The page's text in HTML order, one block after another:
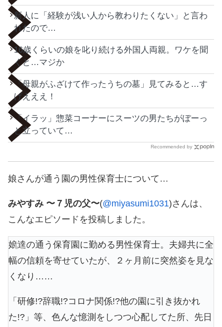
新人に「経験が浅い人から教わりたくない」と言わ
れたので…
16歳くらいの娘を叱り続ける外国人両親。ワケを聞
くと…マジか
「母親がふざけて作ったうちの墓」見てみると…す
げえええ！
「イラッ」惣菜コーナーにスーツの男たちがぼーっ
と立っていて…
Recommended by
娘さんが通う園の男性保育士について…
みやすみ 〜７児の父〜(@miyasumi1031)さんは、
こんなエピソードを投稿しました。
娘達の通う保育園に勤める男性保育士。夫婦共に全
幅の信頼を寄せていたが、２ヶ月前に突然姿を見な
くなり……
「研修!?辞職!?コロナ関係!?他の園に引き抜かれ
た!?」等、色んな憶測をしつつ心配してた所、先日